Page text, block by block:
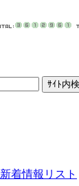
新着情報リスト